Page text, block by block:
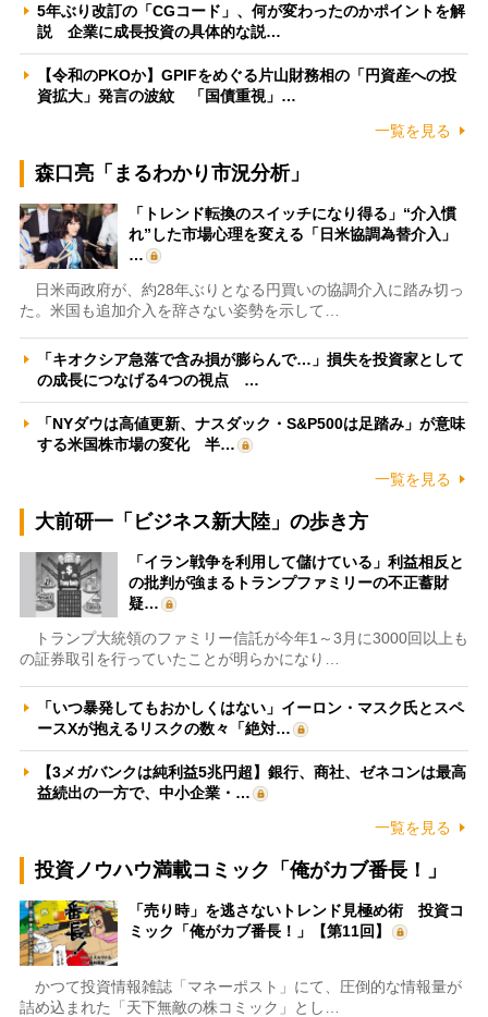
5年ぶり改訂の「CGコード」、何が変わったのかポイントを解
説 企業に成長投資の具体的な説…
【令和のPKOか】GPIFをめぐる片山財務相の「円資産への投
資拡大」発言の波紋 「国債重視」…
一覧を見る
森口亮「まるわかり市況分析」
「トレンド転換のスイッチになり得る」“介入慣
れ”した市場心理を変える「日米協調為替介入」
…
日米両政府が、約28年ぶりとなる円買いの協調介入に踏み切っ
た。米国も追加介入を辞さない姿勢を示して…
「キオクシア急落で含み損が膨らんで…」損失を投資家として
の成長につなげる4つの視点 …
「NYダウは高値更新、ナスダック・S&P500は足踏み」が意味
する米国株市場の変化 半…
一覧を見る
大前研一「ビジネス新大陸」の歩き方
「イラン戦争を利用して儲けている」利益相反と
の批判が強まるトランプファミリーの不正蓄財
疑…
トランプ大統領のファミリー信託が今年1～3月に3000回以上も
の証券取引を行っていたことが明らかになり…
「いつ暴発してもおかしくはない」イーロン・マスク氏とスペ
ースXが抱えるリスクの数々「絶対…
【3メガバンクは純利益5兆円超】銀行、商社、ゼネコンは最高
益続出の一方で、中小企業・…
一覧を見る
投資ノウハウ満載コミック「俺がカブ番長！」
「売り時」を逃さないトレンド見極め術 投資コ
ミック「俺がカブ番長！」【第11回】
かつて投資情報雑誌「マネーポスト」にて、圧倒的な情報量が
詰め込まれた「天下無敵の株コミック」とし…